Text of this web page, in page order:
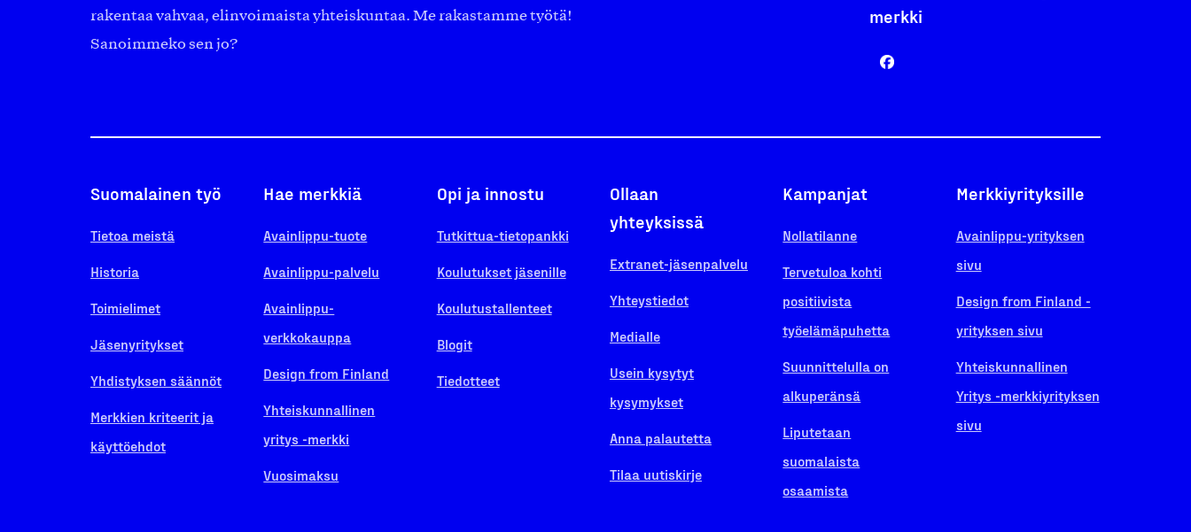
rakentaa vahvaa, elinvoimaista yhteiskuntaa. Me rakastamme työtä!
Sanoimmeko sen jo?
merkki
Suomalainen työ
Tietoa meistä
Historia
Toimielimet
Jäsenyritykset
Yhdistyksen säännöt
Merkkien kriteerit ja
käyttöehdot
Hae merkkiä
Avainlippu-tuote
Avainlippu-palvelu
Avainlippu-
verkkokauppa
Design from Finland
Yhteiskunnallinen
yritys -merkki
Vuosimaksu
Opi ja innostu
Tutkittua-tietopankki
Koulutukset jäsenille
Koulutustallenteet
Blogit
Tiedotteet
Ollaan
yhteyksissä
Extranet-jäsenpalvelu
Yhteystiedot
Medialle
Usein kysytyt
kysymykset
Anna palautetta
Tilaa uutiskirje
Kampanjat
Nollatilanne
Tervetuloa kohti
positiivista
työelämäpuhetta
Suunnittelulla on
alkuperänsä
Liputetaan
suomalaista
osaamista
Merkkiyrityksille
Avainlippu-yrityksen
sivu
Design from Finland -
yrityksen sivu
Yhteiskunnallinen
Yritys -merkkiyrityksen
sivu